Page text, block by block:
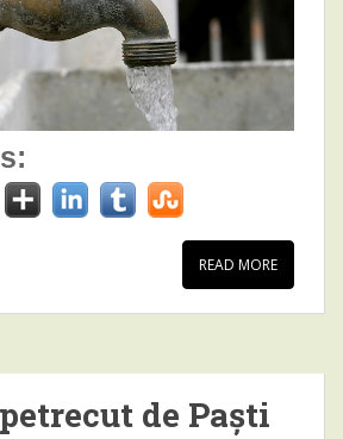
READ MORE
de Paști